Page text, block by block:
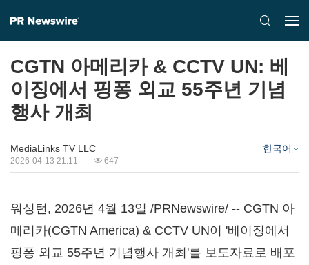
CGTN 아메리카 & CCTV UN: 베
이징에서 핑퐁 외교 55주년 기념
행사 개최
MediaLinks TV LLC
2026-04-13 21:11 647
한국어
워싱턴, 2026년 4월 13일 /PRNewswire/ -- CGTN 아
메리카(CGTN America) & CCTV UN이 '베이징에서
핑퐁 외교 55주년 기념행사 개최'를 보도자료로 배포